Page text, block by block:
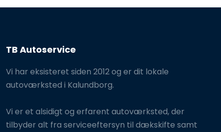
TB Autoservice
Vi har eksisteret siden 2012 og er dit lokale
autoværksted i Kalundborg.
Vi er et alsidigt og erfarent autoværksted, der
tilbyder alt fra serviceeftersyn til dækskifte samt